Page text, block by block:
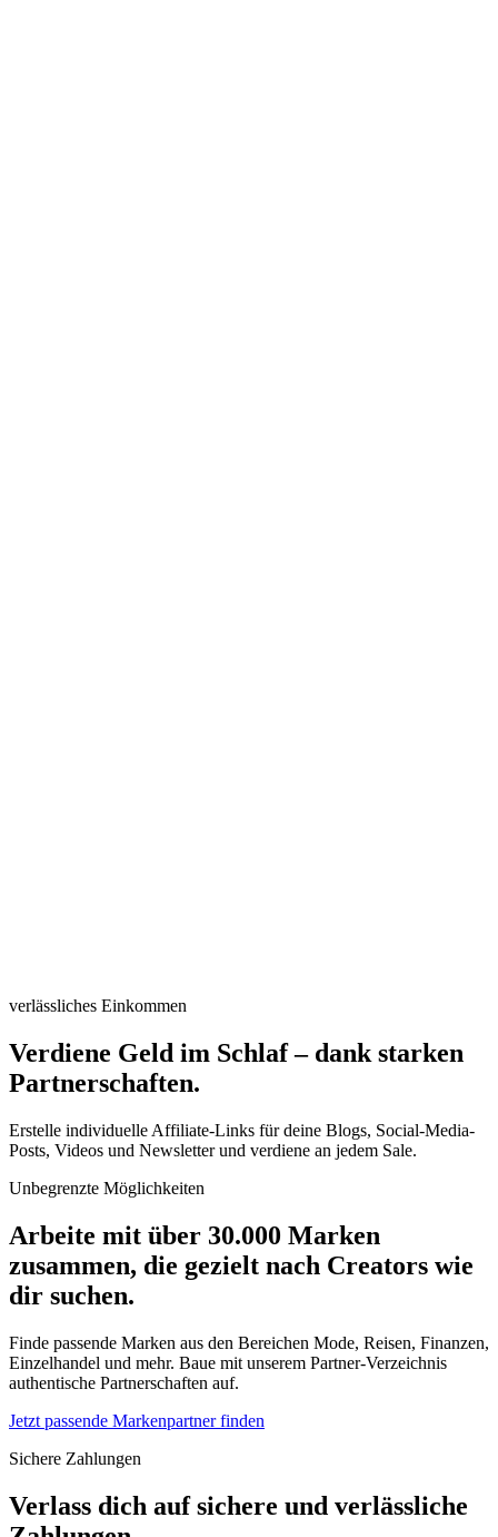
verlässliches Einkommen
Verdiene Geld im Schlaf – dank starken
Partnerschaften.
Erstelle individuelle Affiliate-Links für deine Blogs, Social-Media-
Posts, Videos und Newsletter und verdiene an jedem Sale.
Unbegrenzte Möglichkeiten
Arbeite mit über 30.000 Marken
zusammen, die gezielt nach Creators wie
dir suchen.
Finde passende Marken aus den Bereichen Mode, Reisen, Finanzen,
Einzelhandel und mehr. Baue mit unserem Partner-Verzeichnis
authentische Partnerschaften auf.
Jetzt passende Markenpartner finden
Sichere Zahlungen
Verlass dich auf sichere und verlässliche